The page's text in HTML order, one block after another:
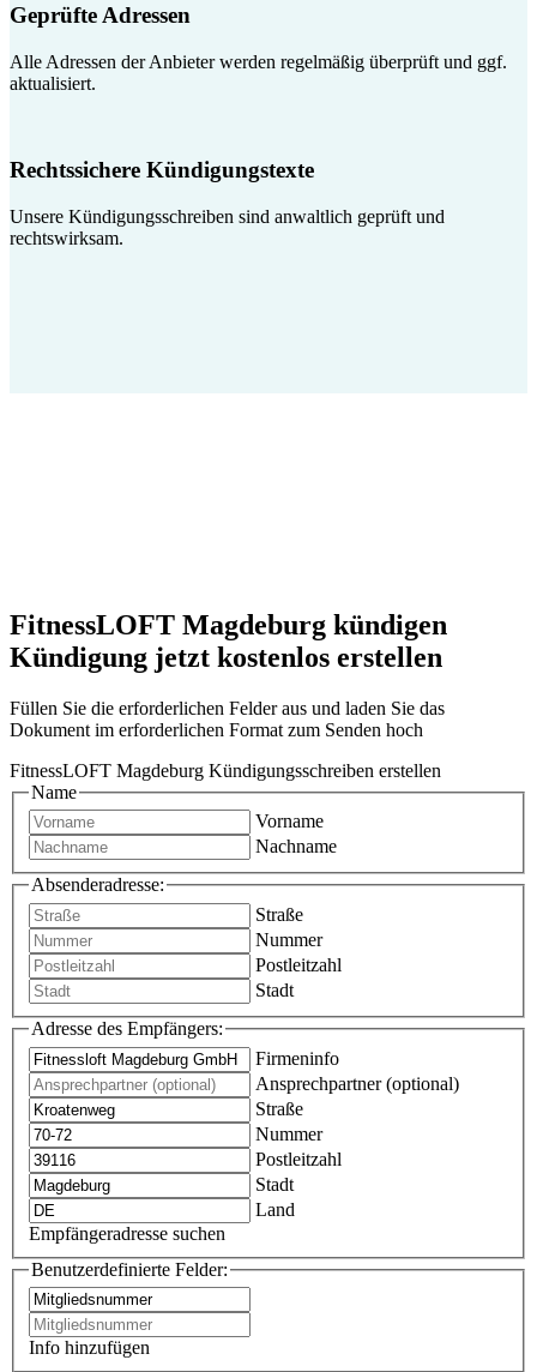
Geprüfte Adressen
Alle Adressen der Anbieter werden regelmäßig überprüft und ggf.
aktualisiert.
Rechtssichere Kündigungstexte
Unsere Kündigungsschreiben sind anwaltlich geprüft und
rechtswirksam.
FitnessLOFT Magdeburg kündigen
Kündigung jetzt kostenlos erstellen
Füllen Sie die erforderlichen Felder aus und laden Sie das
Dokument im erforderlichen Format zum Senden hoch
FitnessLOFT Magdeburg Kündigungsschreiben erstellen
Name
Vorname
Nachname
Absenderadresse:
Straße
Nummer
Postleitzahl
Stadt
Adresse des Empfängers:
Firmeninfo
Ansprechpartner (optional)
Straße
Nummer
Postleitzahl
Stadt
Land
Empfängeradresse suchen
Benutzerdefinierte Felder:
Info hinzufügen